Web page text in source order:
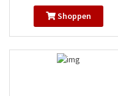
Shoppen